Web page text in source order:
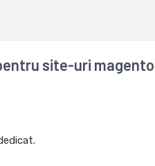
site-uri magento